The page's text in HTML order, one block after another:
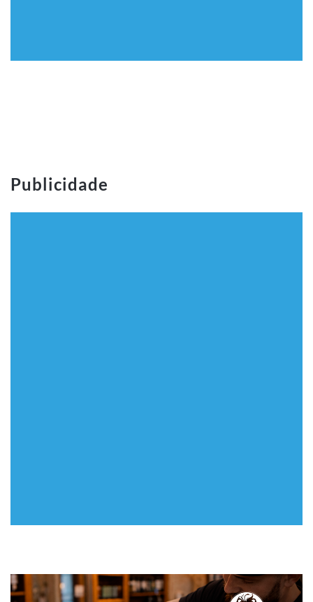
Publicidade